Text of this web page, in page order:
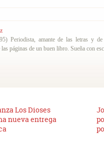
Periodista, amante de las letras y
las páginas de un buen libro. Sueña con
Los Dioses
nueva entrega